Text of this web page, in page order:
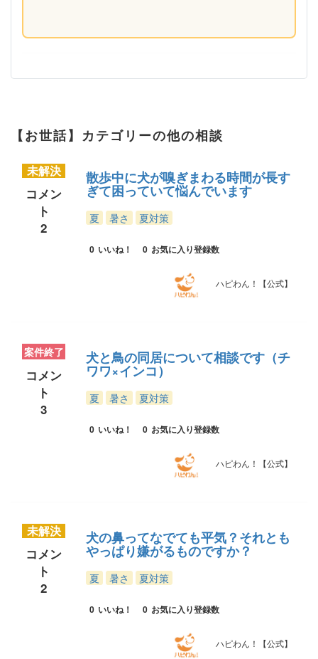
【お世話】カテゴリーの他の相談
未解決
コメン
ト
2
散歩中に犬が嗅ぎまわる時間が長す
ぎて困っていて悩んでいます
夏 暑さ 夏対策
0 いいね！ 0 お気に入り登録数
ハピわん！【公式】
案件終了
コメン
ト
3
犬と鳥の同居について相談です（チ
ワワ×インコ）
夏 暑さ 夏対策
0 いいね！ 0 お気に入り登録数
ハピわん！【公式】
未解決
コメン
ト
2
犬の鼻ってなでても平気？それとも
やっぱり嫌がるものですか？
夏 暑さ 夏対策
0 いいね！ 0 お気に入り登録数
ハピわん！【公式】